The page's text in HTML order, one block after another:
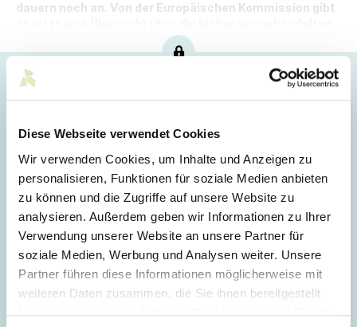
Diese Webseite verwendet Cookies
Wir verwenden Cookies, um Inhalte und Anzeigen zu
personalisieren, Funktionen für soziale Medien anbieten
zu können und die Zugriffe auf unsere Website zu
analysieren. Außerdem geben wir Informationen zu Ihrer
Verwendung unserer Website an unsere Partner für
soziale Medien, Werbung und Analysen weiter. Unsere
Partner führen diese Informationen möglicherweise mit
weiteren Daten zusammen, die Sie ihnen bereitgestellt
dauern noch an. Von der Europäischen Kommission gibt
Login
E-Mail
Passwort